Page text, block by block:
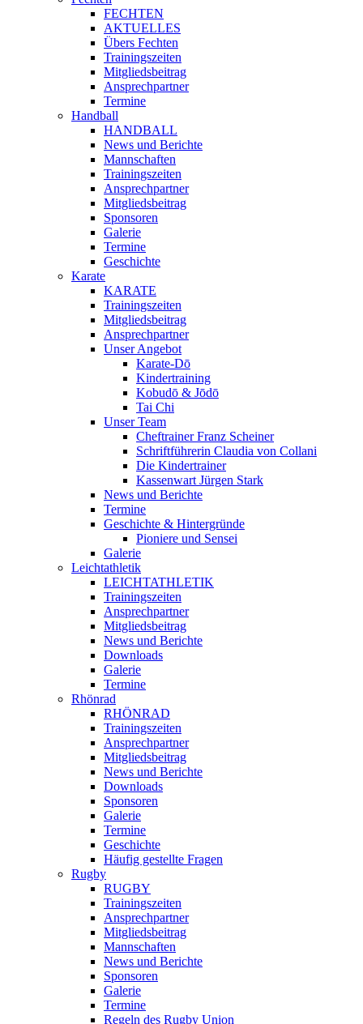
FECHTEN
AKTUELLES
Übers Fechten
Trainingszeiten
Mitgliedsbeitrag
Ansprechpartner
Termine
Handball
HANDBALL
News und Berichte
Mannschaften
Trainingszeiten
Ansprechpartner
Mitgliedsbeitrag
Sponsoren
Galerie
Termine
Geschichte
Karate
KARATE
Trainingszeiten
Mitgliedsbeitrag
Ansprechpartner
Unser Angebot
Karate-Dō
Kindertraining
Kobudō & Jōdō
Tai Chi
Unser Team
Cheftrainer Franz Scheiner
Schriftführerin Claudia von Collani
Die Kindertrainer
Kassenwart Jürgen Stark
News und Berichte
Termine
Geschichte & Hintergründe
Pioniere und Sensei
Galerie
Leichtathletik
LEICHTATHLETIK
Trainingszeiten
Ansprechpartner
Mitgliedsbeitrag
News und Berichte
Downloads
Galerie
Termine
Rhönrad
RHÖNRAD
Trainingszeiten
Ansprechpartner
Mitgliedsbeitrag
News und Berichte
Downloads
Sponsoren
Galerie
Termine
Geschichte
Häufig gestellte Fragen
Rugby
RUGBY
Trainingszeiten
Ansprechpartner
Mitgliedsbeitrag
Mannschaften
News und Berichte
Sponsoren
Galerie
Termine
Regeln des Rugby Union